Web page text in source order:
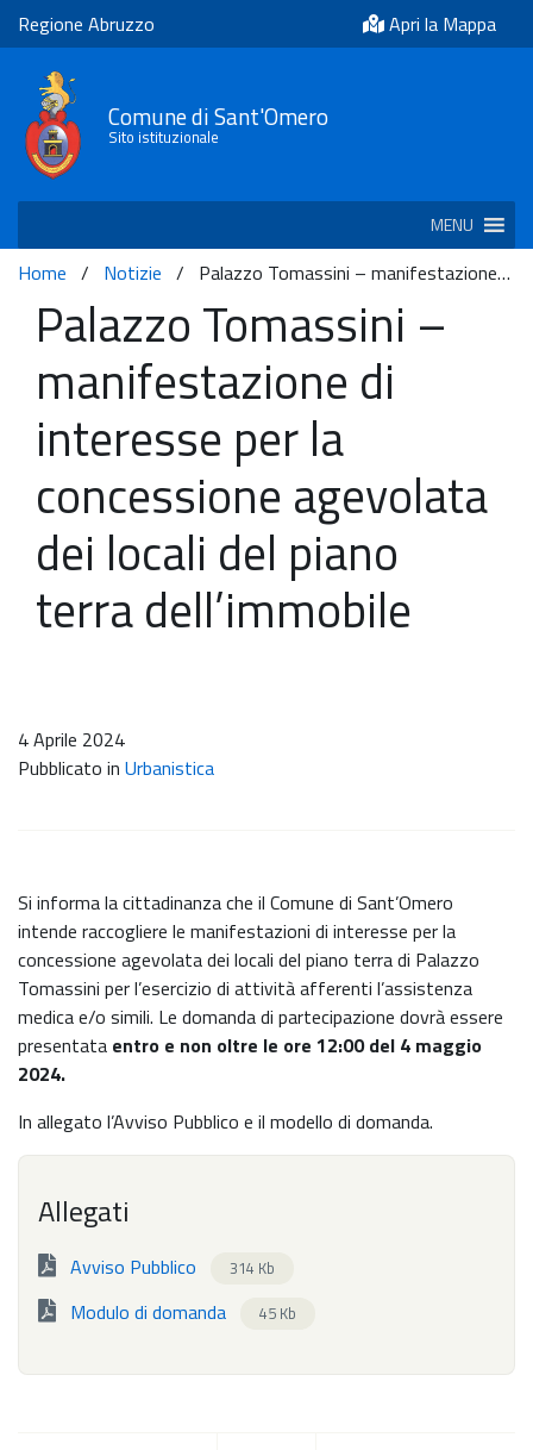
Regione Abruzzo Apri la Mappa
Comune di Sant'Omero
Sito istituzionale
MENU
Home / Notizie / Palazzo Tomassini – manifestazione…
Palazzo Tomassini –
manifestazione di
interesse per la
concessione agevolata
dei locali del piano
terra dell’immobile
4 Aprile 2024
Pubblicato in Urbanistica
Si informa la cittadinanza che il Comune di Sant’Omero
intende raccogliere le manifestazioni di interesse per la
concessione agevolata dei locali del piano terra di Palazzo
Tomassini per l’esercizio di attività afferenti l’assistenza
medica e/o simili. Le domanda di partecipazione dovrà essere
presentata entro e non oltre le ore 12:00 del 4 maggio
2024.
In allegato l’Avviso Pubblico e il modello di domanda.
Allegati
Avviso Pubblico 314 Kb
Modulo di domanda 45 Kb